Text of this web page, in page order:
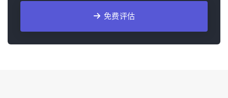
免费评估